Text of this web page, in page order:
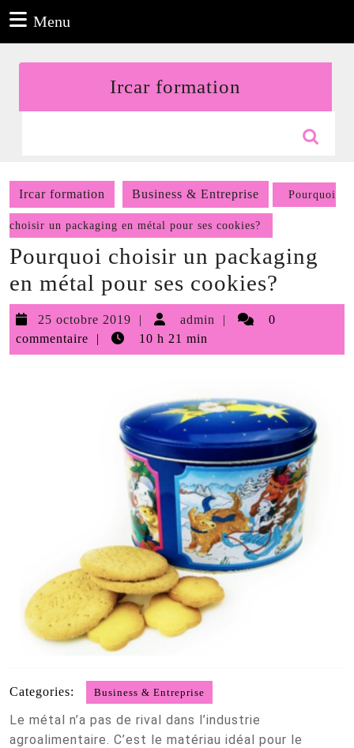
au
contenu
Menu
Ircar formation
Ircar formation Business & Entreprise Pourquoi
choisir un packaging en métal pour ses cookies?
Pourquoi choisir un packaging
en métal pour ses cookies?
25 octobre 2019
25
octobre
2019
admin admin 0
commentaire
10 h 21 min
Categories: Business & Entreprise
Le métal n’a pas de rival dans l’industrie
agroalimentaire. C’est le matériau idéal pour le